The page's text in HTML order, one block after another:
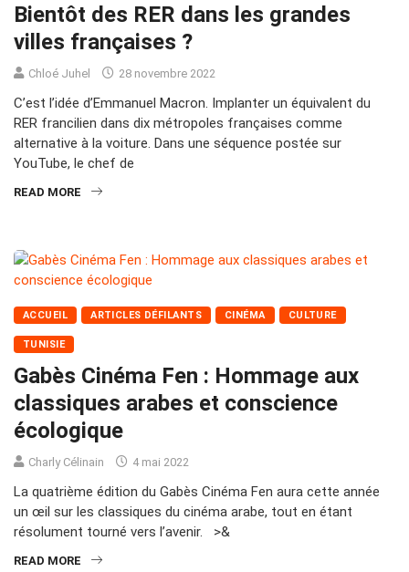
Bientôt des RER dans les grandes
villes françaises ?
Chloé Juhel 28 novembre 2022
C’est l’idée d’Emmanuel Macron. Implanter un équivalent du
RER francilien dans dix métropoles françaises comme
alternative à la voiture. Dans une séquence postée sur
YouTube, le chef de
READ MORE
ACCUEIL ARTICLES DÉFILANTS CINÉMA CULTURE
TUNISIE
Gabès Cinéma Fen : Hommage aux
classiques arabes et conscience
écologique
Charly Célinain 4 mai 2022
La quatrième édition du Gabès Cinéma Fen aura cette année
un œil sur les classiques du cinéma arabe, tout en étant
résolument tourné vers l’avenir. >&
READ MORE